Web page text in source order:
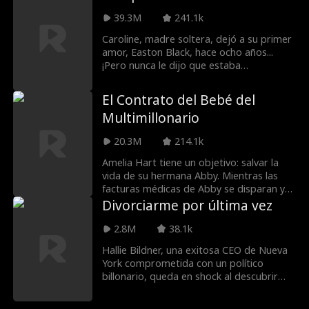
malentendido. Kiefer O'Reilly, el
despiadado jefe mafioso, solo quiere una
que se mude con él. ¿Puede confiar en él?
¿Oculta algo más?
39.3M
241.1k
Caroline, madre soltera, dejó a su primer
amor, Easton Black, hace ocho años...
¡Pero nunca le dijo que estaba
jefe. ¿Caroline le contará la verdad o será
demasiado tarde? Basado en Shutout de
El Contrato del Bebé del
Multimillonario
20.3M
214.1k
Amelia Hart tiene un objetivo: salvar la
vida de su hermana Abby. Mientras las
facturas médicas de Abby se disparan y
su mundo se desmorona, la
desesperación lleva a Amelia hasta
Madam X, la propietaria del servicio de
Ángeles. La solución radica en un
encuentro de alto riesgo con el director
ejecutivo multimillonario Nathan Reed.
Divorciarme por última vez
2.8M
38.1k
Hallie Bildner, una exitosa CEO de Nueva
York comprometida con un político
billonario, queda en shock al descubrir